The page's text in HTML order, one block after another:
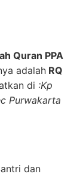
Quran PPA
adalah RQ
di :Kp
Purwakarta
dan